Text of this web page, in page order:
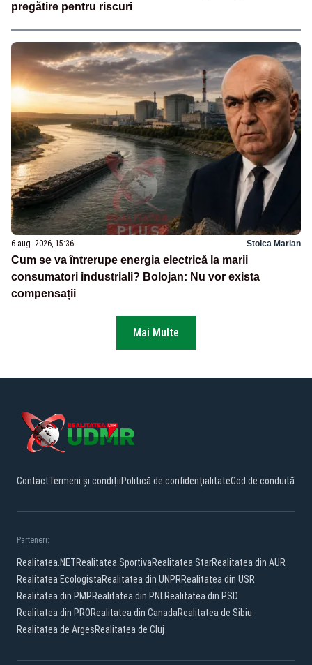
pregătire pentru riscuri
6 aug. 2026, 15:36 Stoica Marian
Cum se va întrerupe energia electrică la marii
consumatori industriali? Bolojan: Nu vor exista
compensații
Mai Multe
ContactTermeni și condițiiPolitică de confidențialitateCod de conduită
Parteneri:
Realitatea.NETRealitatea SportivaRealitatea StarRealitatea din AUR
Realitatea EcologistaRealitatea din UNPRRealitatea din USR
Realitatea din PMPRealitatea din PNLRealitatea din PSD
Realitatea din PRORealitatea din CanadaRealitatea de Sibiu
Realitatea de ArgesRealitatea de Cluj